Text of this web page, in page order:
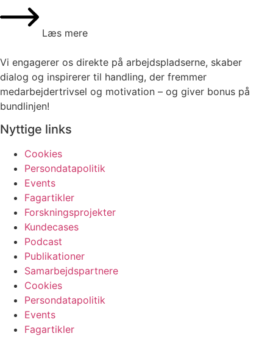
Læs mere
Vi engagerer os direkte på arbejdspladserne, skaber
dialog og inspirerer til handling, der fremmer
medarbejdertrivsel og motivation – og giver bonus på
bundlinjen!
Nyttige links
Cookies
Persondatapolitik
Events
Fagartikler
Forskningsprojekter
Kundecases
Podcast
Publikationer
Samarbejdspartnere
Cookies
Persondatapolitik
Events
Fagartikler